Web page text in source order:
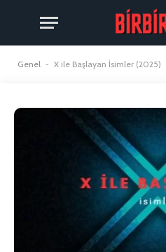
Genel - X ile Başlayan İsimler (2025)